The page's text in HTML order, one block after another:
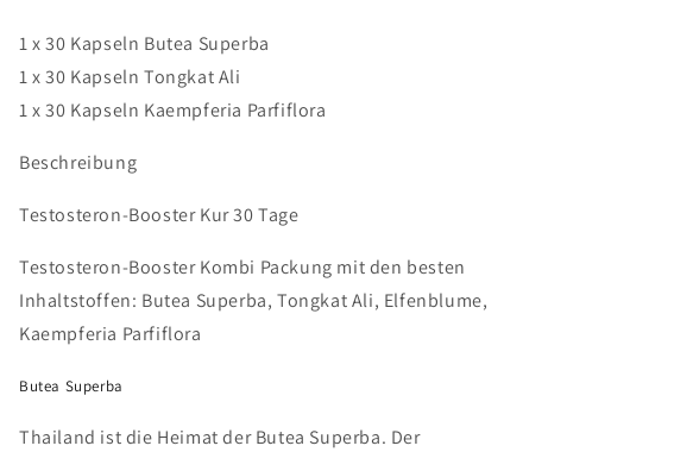
Kapseln
Kapseln
1 x 30 Kapseln Butea Superba
1 x 30 Kapseln Tongkat Ali
1 x 30 Kapseln Kaempferia Parfiflora
Beschreibung
Testosteron-Booster Kur 30 Tage
Testosteron-Booster Kombi Packung mit den besten
Inhaltstoffen: Butea Superba, Tongkat Ali, Elfenblume,
Kaempferia Parfiflora
Butea Superba
Thailand ist die Heimat der Butea Superba. Der